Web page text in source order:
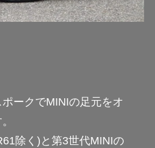
ークでMINIの足元をオ
除く)と第3世代MINIの